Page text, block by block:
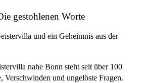
gestohlenen Worte
und ein Geheimnis aus der
nahe Bonn steht seit über 100
Verschwinden und ungelöste Fragen.